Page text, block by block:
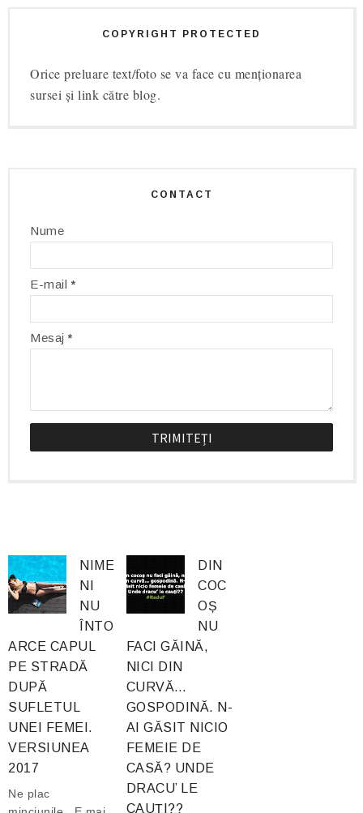
COPYRIGHT PROTECTED
Orice preluare text/foto se va face cu menționarea
sursei și link către blog.
CONTACT
Nume
E-mail*
Mesaj*
NIME
NI
NU
ÎNTO
ARCE CAPUL
PE STRADĂ
DUPĂ
SUFLETUL
UNEI FEMEI.
VERSIUNEA
2017
Ne plac
DIN
COC
OȘ
NU
FACI GĂINĂ,
NICI DIN
CURVĂ…
GOSPODINĂ. N-
AI GĂSIT NICIO
FEMEIE DE
CASĂ? UNDE
DRACU’ LE
CAUȚI??